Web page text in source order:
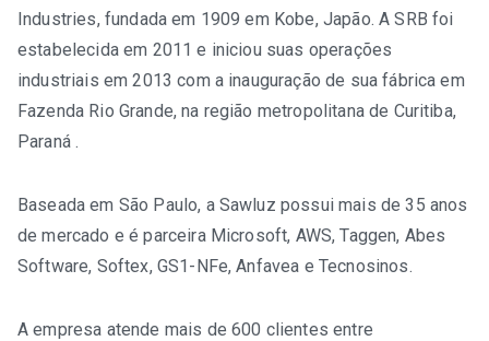
Industries, fundada em 1909 em Kobe, Japão. A SRB foi
estabelecida em 2011 e iniciou suas operações
industriais em 2013 com a inauguração de sua fábrica em
Fazenda Rio Grande, na região metropolitana de Curitiba,
Paraná .
Baseada em São Paulo, a Sawluz possui mais de 35 anos
de mercado e é parceira Microsoft, AWS, Taggen, Abes
Software, Softex, GS1-NFe, Anfavea e Tecnosinos.
A empresa atende mais de 600 clientes entre